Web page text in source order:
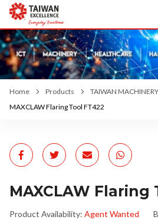
Home Products
TAIWAN MACHINERY
MAXCLAW Flaring Tool FT422
MAXCLAW Flaring
Product Availability: Agent Wanted